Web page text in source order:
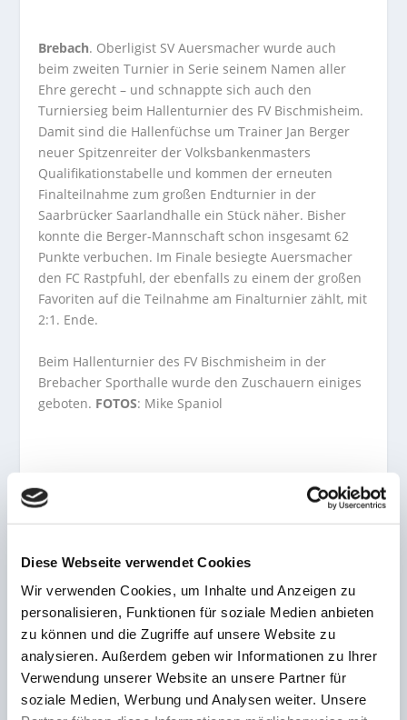
Diese Webseite verwendet Cookies
Wir verwenden Cookies, um Inhalte und Anzeigen zu
personalisieren, Funktionen für soziale Medien anbieten
zu können und die Zugriffe auf unsere Website zu
analysieren. Außerdem geben wir Informationen zu Ihrer
Verwendung unserer Website an unsere Partner für
soziale Medien, Werbung und Analysen weiter. Unsere
Brebach. Oberligist SV Auersmacher wurde auch
beim zweiten Turnier in Serie seinem Namen aller
Ehre gerecht – und schnappte sich auch den
Turniersieg beim Hallenturnier des FV Bischmisheim.
Damit sind die Hallenfüchse um Trainer Jan Berger
neuer Spitzenreiter der Volksbankenmasters
Qualifikationstabelle und kommen der erneuten
Finalteilnahme zum großen Endturnier in der
Saarbrücker Saarlandhalle ein Stück näher. Bisher
konnte die Berger-Mannschaft schon insgesamt 62
Punkte verbuchen. Im Finale besiegte Auersmacher
den FC Rastpfuhl, der ebenfalls zu einem der großen
Favoriten auf die Teilnahme am Finalturnier zählt, mit
2:1. Ende.
Beim Hallenturnier des FV Bischmisheim in der
Brebacher Sporthalle wurde den Zuschauern einiges
geboten. FOTOS: Mike Spaniol
VORHERIGE
Eintagesturnier! Liga-
Konkurrenten Köllerbach
und Eppelborn liefern sich
NÄCHSTE
Frauen- und
Mädchenfußball im
Saarland erlebt Boom